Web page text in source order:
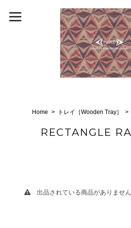
Home トレイ［Wooden Tray］
RECTANGLE
出品されている商品がありません